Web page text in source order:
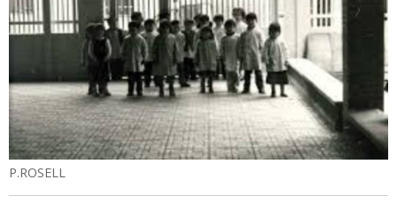
P.ROSELL